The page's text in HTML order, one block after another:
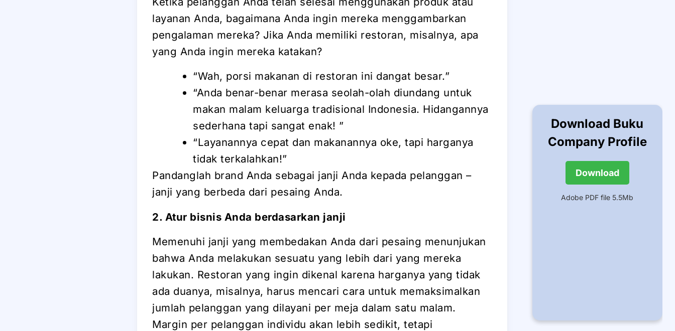
layanan Anda, bagaimana Anda ingin mereka menggambarkan
pengalaman mereka? Jika Anda memiliki restoran, misalnya, apa
yang Anda ingin mereka katakan?
“Wah, porsi makanan di restoran ini dangat besar.”
“Anda benar-benar merasa seolah-olah diundang untuk
makan malam keluarga tradisional Indonesia. Hidangannya
sederhana tapi sangat enak! ”
“Layanannya cepat dan makanannya oke, tapi harganya
tidak terkalahkan!”
Pandanglah brand Anda sebagai janji Anda kepada pelanggan –
janji yang berbeda dari pesaing Anda.
2. Atur bisnis Anda berdasarkan janji
Memenuhi janji yang membedakan Anda dari pesaing menunjukan
bahwa Anda melakukan sesuatu yang lebih dari yang mereka
lakukan. Restoran yang ingin dikenal karena harganya yang tidak
ada duanya, misalnya, harus mencari cara untuk memaksimalkan
jumlah pelanggan yang dilayani per meja dalam satu malam.
Margin per pelanggan individu akan lebih sedikit, tetapi
Download Buku
Company Profile
Download
Adobe PDF file 5.5Mb